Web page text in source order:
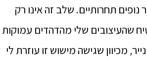
תחרותיים. שלב זה אינו רק
שהעיצובים שלי מהדהדים עמוקות
מכיוון שגישה מישוש זו עוזרת לי